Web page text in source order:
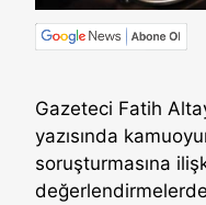
Gazeteci Fatih
yazısında
soruşturmasına